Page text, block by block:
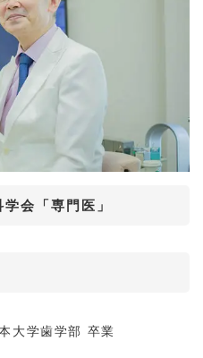
会「専門医」
大学歯学部 卒業